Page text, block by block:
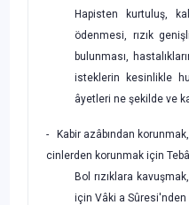
Hapisten kurtuluş,
ödenme­si, rızık
bulunması,
isteklerin kesinlikle
âyetleri ne şekilde ve
- Kabir azâbından
cinlerden korunmak için
Bol rızıklara
için Vâki a Sûresi'nden